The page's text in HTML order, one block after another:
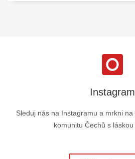
Instagram
Sleduj nás na Instagramu a mrkni
komunitu Čechů s láskou